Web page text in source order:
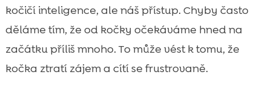
kočičí inteligence, ale náš přístup. Chyby často
děláme tím, že od kočky očekáváme hned na
začátku příliš mnoho. To může vést k tomu, že
kočka ztratí zájem a cítí se frustrovaně.